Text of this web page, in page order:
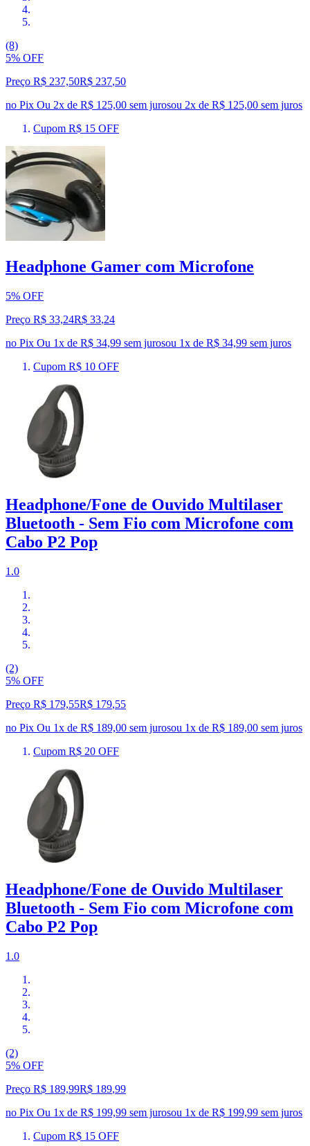
(8)
5% OFF
Preço R$ 237,50R$ 237,50
no Pix Ou 2x de R$ 125,00 sem jurosou 2x de R$ 125,00 sem juros
Cupom R$ 15 OFF
Headphone Gamer com Microfone
5% OFF
Preço R$ 33,24R$ 33,24
no Pix Ou 1x de R$ 34,99 sem jurosou 1x de R$ 34,99 sem juros
Cupom R$ 10 OFF
Headphone/Fone de Ouvido Multilaser
Bluetooth - Sem Fio com Microfone com
Cabo P2 Pop
1.0
(2)
5% OFF
Preço R$ 179,55R$ 179,55
no Pix Ou 1x de R$ 189,00 sem jurosou 1x de R$ 189,00 sem juros
Cupom R$ 20 OFF
Headphone/Fone de Ouvido Multilaser
Bluetooth - Sem Fio com Microfone com
Cabo P2 Pop
1.0
(2)
5% OFF
Preço R$ 189,99R$ 189,99
no Pix Ou 1x de R$ 199,99 sem jurosou 1x de R$ 199,99 sem juros
Cupom R$ 15 OFF